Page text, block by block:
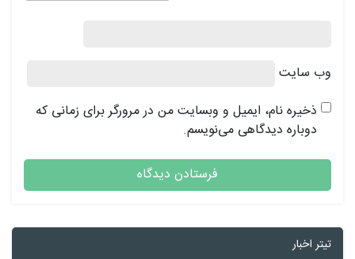
وب‌ سایت
ذخیره نام، ایمیل و وبسایت من در مرورگر برای زمانی که
دوباره دیدگاهی می‌نویسم.
تیتر اخبار